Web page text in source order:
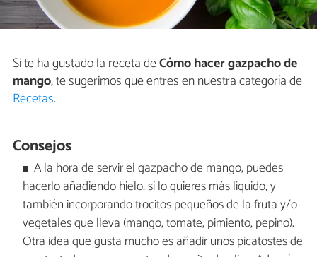
Si te ha gustado la receta deCómo hacer gazpacho de
mango, te sugerimos que entres en nuestra categoría de
Recetas.
Consejos
A la hora de servir el gazpacho de mango, puedes
hacerlo añadiendo hielo, si lo quieres más líquido, y
también incorporando trocitos pequeños de la fruta y/o
vegetales que lleva (mango, tomate, pimiento, pepino).
Otra idea que gusta mucho es añadir unos picatostes de